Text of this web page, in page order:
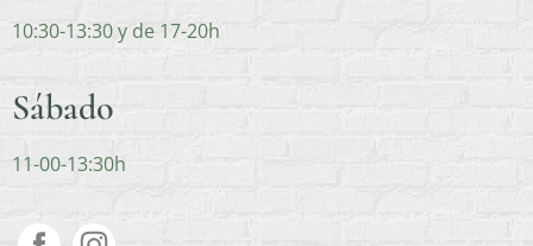
10:30-13:30 y de 17-20h
Sábado
11-00-13:30h